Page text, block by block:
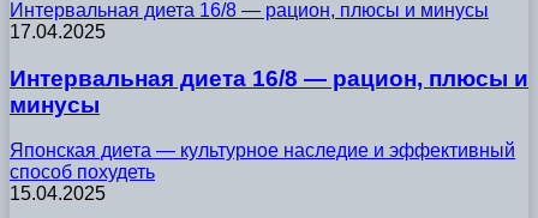
Интервальная диета 16/8 — рацион, плюсы и минусы
17.04.2025
Интервальная диета 16/8 — рацион, плюсы и
минусы
Японская диета — культурное наследие и эффективный
способ похудеть
15.04.2025